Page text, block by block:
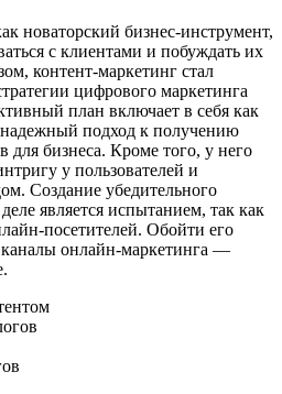
новаторский бизнес-инструмент,
с клиентами и побуждать их
контент-маркетинг стал
цифрового маркетинга
план включает в себя как
подход к получению
для бизнеса. Кроме того, у него
у пользователей и
Создание убедительного
является испытанием, так как
посетителей. Обойти его
онлайн-маркетинга —